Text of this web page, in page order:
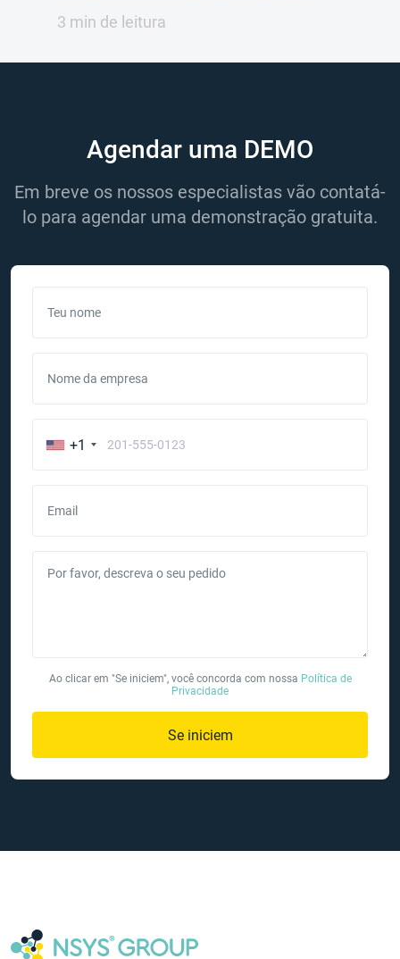
3 min de leitura
Agendar uma DEMO
Em breve os nossos especialistas vão contatá-
lo para agendar uma demonstração gratuita.
Teu nome
Nome da empresa
+1
Email
Por favor, descreva o seu pedido
Ao clicar em "Se iniciem", você concorda com nossa Política de
Privacidade
Se iniciem